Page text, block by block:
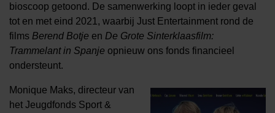
bioscoop getoond. De samenwerking loopt in ieder geval
tot en met eind 2021, waarbij Just Entertainment rond de
films Berend Botje en De Grote Sinterklaasfilm:
Trammelant in Spanje opnieuw ons fonds financieel
ondersteunt.
Monique Maks, directeur van
het Jeugdfonds Sport &